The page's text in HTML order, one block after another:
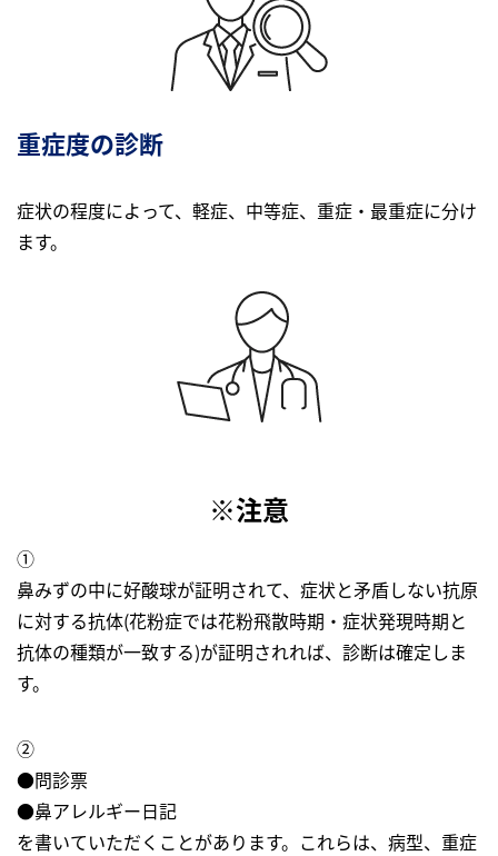
重症度の診断
症状の程度によって、軽症、中等症、重症・最重症に分け
ます。
※注意
①
鼻みずの中に好酸球が証明されて、症状と矛盾しない抗原
に対する抗体(花粉症では花粉飛散時期・症状発現時期と
抗体の種類が一致する)が証明されれば、診断は確定しま
す。
②
●問診票
●鼻アレルギー日記
を書いていただくことがあります。これらは、病型、重症